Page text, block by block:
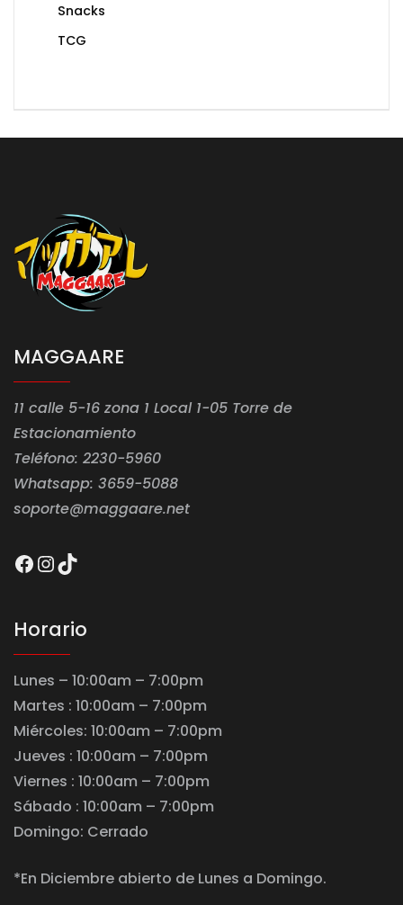
Snacks
TCG
MAGGAARE
11 calle 5-16 zona 1 Local 1-05 Torre de
Estacionamiento
Teléfono: 2230-5960
Whatsapp: 3659-5088
soporte@maggaare.net
Facebook
Instagram
TikTok
Horario
Lunes – 10:00am – 7:00pm
Martes : 10:00am – 7:00pm
Miércoles: 10:00am – 7:00pm
Jueves : 10:00am – 7:00pm
Viernes : 10:00am – 7:00pm
Sábado : 10:00am – 7:00pm
Domingo: Cerrado
*En Diciembre abierto de Lunes a Domingo.